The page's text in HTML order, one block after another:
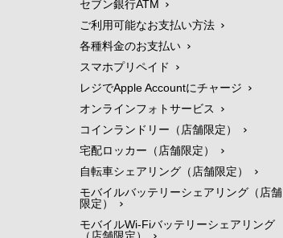
セブン銀行ATM
ご利用可能なお支払い方法
各種料金のお支払い
スマホプリペイド
レジでApple Accountにチャージ
オンラインフォトサービス
コインランドリー（店舗限定）
宅配ロッカー（店舗限定）
自転車シェアリング（店舗限定）
モバイルバッテリーシェアリング（店舗
限定）
モバイルWi-Fiバッテリーシェアリング